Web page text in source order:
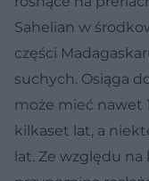
Sahelian w
części
suchych. Osiąga
może mieć nawet
kilkaset lat, a
lat. Ze względu na